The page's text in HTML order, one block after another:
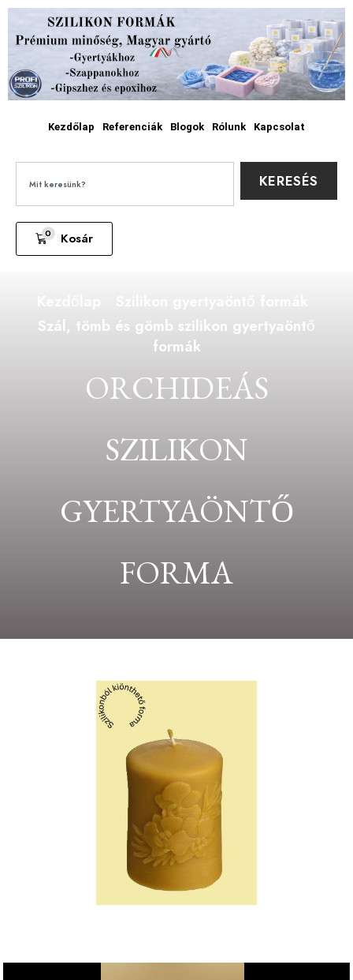
Kezdőlap Referenciák Blogok Rólunk Kapcsolat
KERESÉS
0 Kosár
Szál, tömb és gömb szilikon gyertyaöntő
formák
ORCHIDEÁS
SZILIKON
GYERTYAÖNTŐ
FORMA